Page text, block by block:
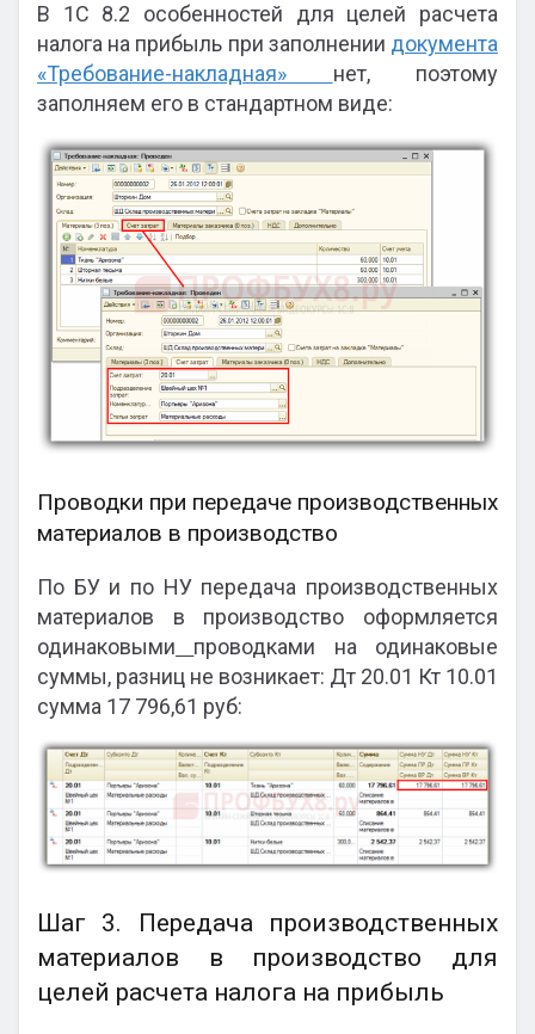
В 1С 8.2 особенностей для целей расчета
налога на прибыль при заполнении документа
«Требование-накладная» нет, поэтому
заполняем его в стандартном виде:
Проводки при передаче производственных
материалов в производство
По БУ и по НУ передача производственных
материалов в производство оформляется
одинаковыми
проводками на одинаковые
суммы, разниц не возникает: Дт 20.01 Кт 10.01
сумма 17 796,61 руб:
Шаг 3. Передача производственных
материалов в производство для
целей расчета налога на прибыль